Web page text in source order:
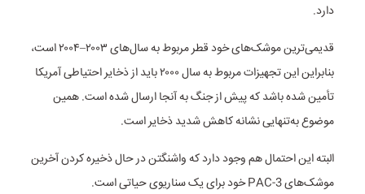
دارد.
قدیمی‌ترین موشک‌های خود قطر مربوط به سال‌های ۲۰۰۳–۲۰۰۴ است،
بنابراین این تجهیزات مربوط به سال ۲۰۰۰ باید از ذخایر احتیاطی آمریکا
تأمین شده باشد که پیش از جنگ به آنجا ارسال شده است. همین
موضوع به‌تنهایی نشانه کاهش شدید ذخایر است.
البته این احتمال هم وجود دارد که واشنگتن در حال ذخیره کردن آخرین
موشک‌های PAC-3 خود برای یک سناریوی حیاتی است.